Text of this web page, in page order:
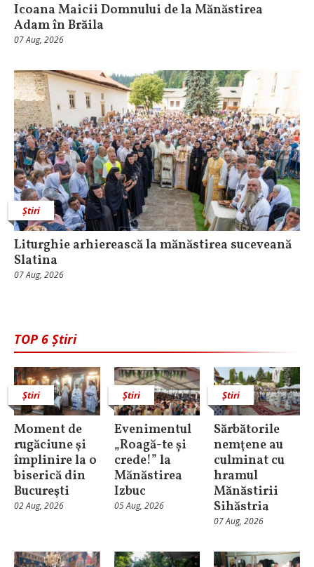
Icoana Maicii Domnului de la Mănăstirea
Adam în Brăila
07 Aug, 2026
Știri
Liturghie arhierească la mănăstirea suceveană
Slatina
07 Aug, 2026
TOP 6 Știri
Știri
Moment de
rugăciune şi
împlinire la o
biserică din
Bucureşti
02 Aug, 2026
Știri
Evenimentul
„Roagă-te și
crede!” la
Mănăstirea
Izbuc
05 Aug, 2026
Știri
Sărbătorile
nemţene au
culminat cu
hramul
Mănăstirii
Sihăstria
07 Aug, 2026